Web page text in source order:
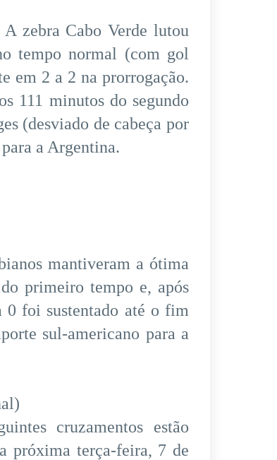
zebra Cabo Verde lutou
tempo normal (com gol
em 2 a 2 na prorrogação.
111 minutos do segundo
(desviado de cabeça por
a Argentina.
mantiveram a ótima
primeiro tempo e, após
foi sustentado até o fim
sul-americano para a
cruzamentos estão
próxima terça-feira, 7 de